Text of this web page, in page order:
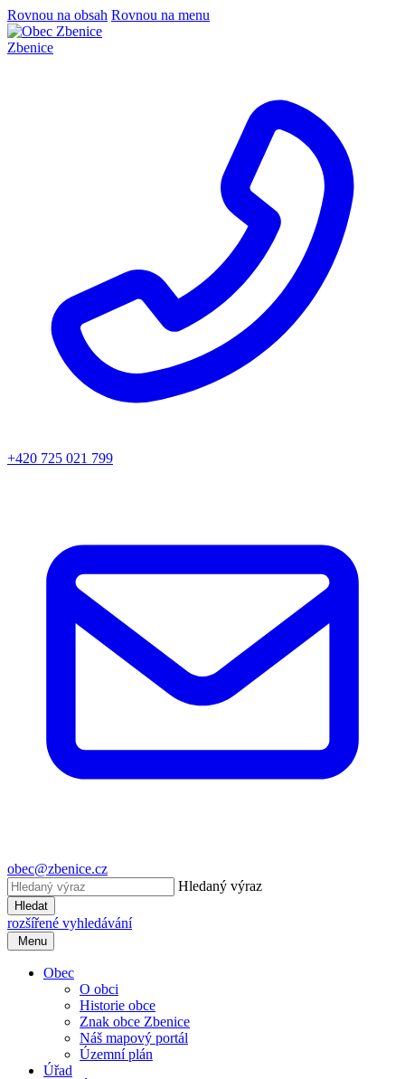
Rovnou na obsah Rovnou na menu
Zbenice
+420 725 021 799
obec@zbenice.cz
Hledaný výraz
Hledat
rozšířené vyhledávání
Menu
Obec
O obci
Historie obce
Znak obce Zbenice
Náš mapový portál
Územní plán
Úřad